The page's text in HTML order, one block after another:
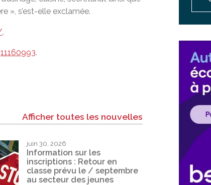
», s’est-elle exclamée.
.
.
Afficher toutes les nouvelles
juin 30, 2026
Information sur les
inscriptions : Retour en
classe prévu le / septembre
au secteur des jeunes